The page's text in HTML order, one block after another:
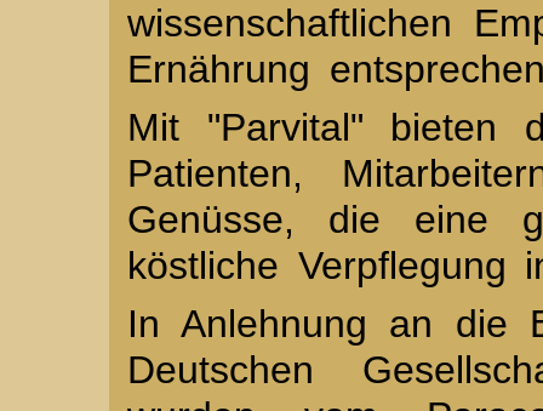
wissenschaftlichen
Ernährung
Mit "Parvital" bieten
Patienten,
Genüsse, die eine
köstliche Verpflegung
In Anlehnung an die
Deutschen